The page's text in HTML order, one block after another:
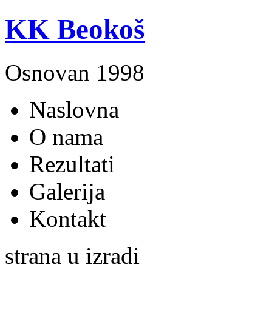
KK Beokoš
Osnovan 1998
Naslovna
O nama
Rezultati
Galerija
Kontakt
strana u izradi